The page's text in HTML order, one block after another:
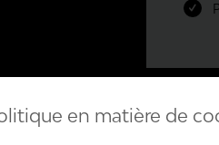
en matière de